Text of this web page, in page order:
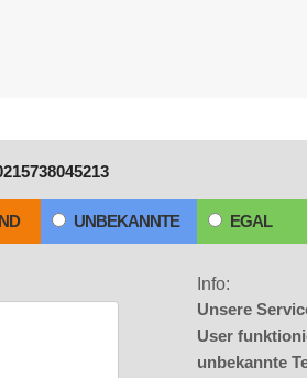
UNBEKANNTE EGAL
Info:
Unsere
User
unbekannte